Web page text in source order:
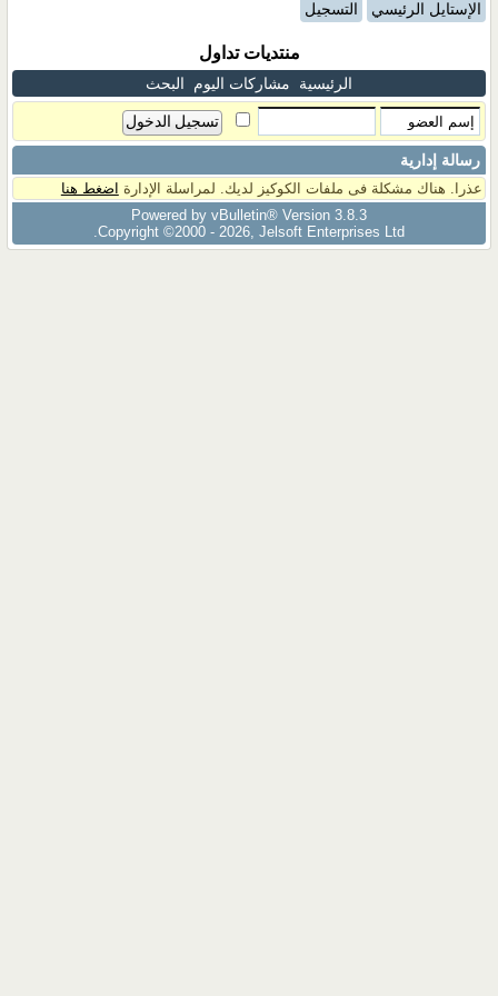
الإستايل الرئيسي التسجيل
منتديات تداول
الرئيسية مشاركات اليوم البحث
رسالة إدارية
عذرا. هناك مشكلة فى ملفات الكوكيز لديك. لمراسلة الإدارة اضغط هنا
Powered by vBulletin® Version 3.8.3
Copyright ©2000 - 2026, Jelsoft Enterprises Ltd.